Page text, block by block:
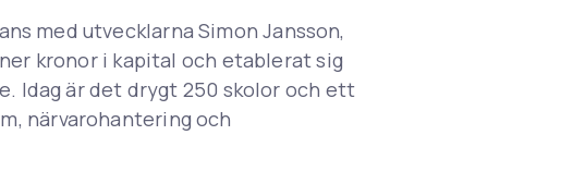
med utvecklarna Simon Jansson,
kronor i kapital och etablerat sig
Idag är det drygt 250 skolor och ett
närvarohantering och